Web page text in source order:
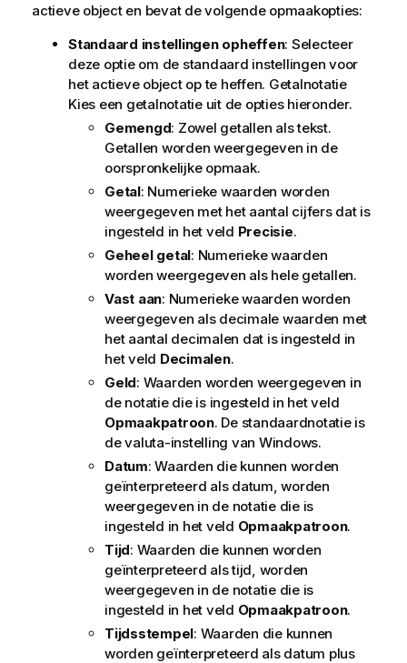
actieve object en bevat de volgende opmaakopties:
Standaard instellingen opheffen: Selecteer
deze optie om de standaard instellingen voor
het actieve object op te heffen. Getalnotatie
Kies een getalnotatie uit de opties hieronder.
Gemengd: Zowel getallen als tekst.
Getallen worden weergegeven in de
oorspronkelijke opmaak.
Getal: Numerieke waarden worden
weergegeven met het aantal cijfers dat is
ingesteld in het veld Precisie.
Geheel getal: Numerieke waarden
worden weergegeven als hele getallen.
Vast aan: Numerieke waarden worden
weergegeven als decimale waarden met
het aantal decimalen dat is ingesteld in
het veld Decimalen.
Geld: Waarden worden weergegeven in
de notatie die is ingesteld in het veld
Opmaakpatroon. De standaardnotatie is
de valuta-instelling van Windows.
Datum: Waarden die kunnen worden
geïnterpreteerd als datum, worden
weergegeven in de notatie die is
ingesteld in het veld Opmaakpatroon.
Tijd: Waarden die kunnen worden
geïnterpreteerd als tijd, worden
weergegeven in de notatie die is
ingesteld in het veld Opmaakpatroon.
Tijdsstempel: Waarden die kunnen
worden geïnterpreteerd als datum plus